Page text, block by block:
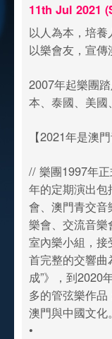
11th Jul 2021
以人為本，培養
以樂會友，宣傳
2007年起樂團
本、泰國、美
【2021年是澳
// 樂團1997年
年的定期演出
會、澳門青交
樂會、交流音
室內樂小組，
首完整的交響曲
成”》，到2020
多的管弦樂作
澳門與中國文化。
•